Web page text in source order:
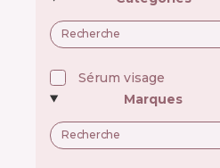
Sérum visage
Marques